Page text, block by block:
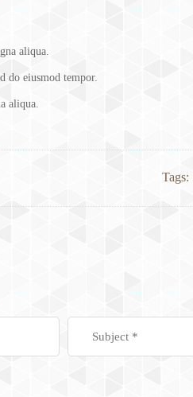
aliqua.
do eiusmod tempor.
aliqua.
Tags: